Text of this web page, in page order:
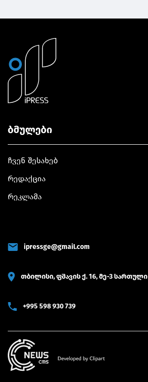
ბმულები
ჩვენ შესახებ
რედაქცია
რეკლამა
ipressge@gmail.com
თბილისი, ფშავის ქ. 16, მე-3 სართული
+995 598 930 739